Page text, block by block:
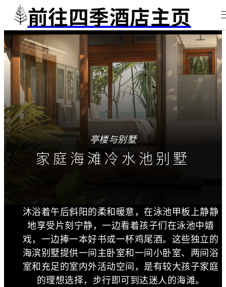
前往四季酒店主页
亭楼与别墅
家庭海滩冷水池别墅
沐浴着午后斜阳的柔和暖意，在泳池甲板上静静
地享受片刻宁静，一边看着孩子们在泳池中嬉
戏，一边捧一本好书或一杯鸡尾酒。这些独立的
海滨别墅提供一间主卧室和一间小卧室、两间浴
室和充足的室内外活动空间，是有较大孩子家庭
的理想选择，步行即可到达迷人的海滩。